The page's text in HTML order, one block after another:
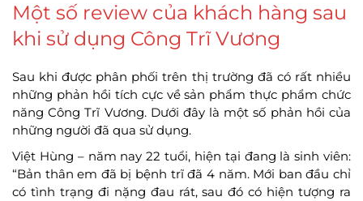
Một số review của khách hàng sau
khi sử dụng Công Trĩ Vương
Sau khi được phân phối trên thị trường đã có rất nhiều
những phản hồi tích cực về sản phẩm thực phẩm chức
năng Công Trĩ Vương. Dưới đây là một số phản hồi của
những người đã qua sử dụng.
Việt Hùng – năm nay 22 tuổi, hiện tại đang là sinh viên:
“Bản thân em đã bị bệnh trĩ đã 4 năm. Mới ban đầu chỉ
có tình trạng đi nặng đau rát, sau đó có hiện tượng ra